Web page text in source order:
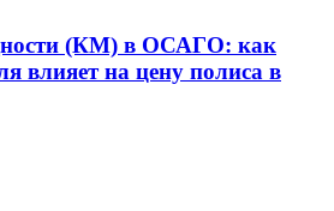
(КМ) в ОСАГО: как
влияет на цену полиса в